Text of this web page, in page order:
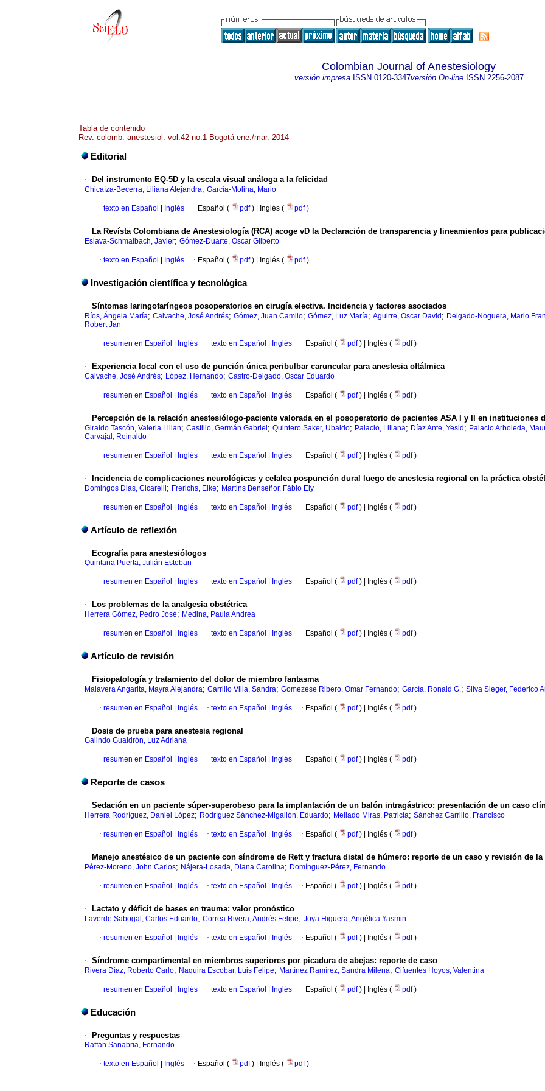
Colombian Journal of Anestesiology
versión impresaISSN 0120-3347versión On-lineISSN 2256-2087
Tabla de contenido
Rev. colomb. anestesiol. vol.42 no.1 Bogotá ene./mar. 2014
Editorial
· Del instrumento EQ-5D y la escala visual análoga a la felicidad
Chicaíza-Becerra, Liliana Alejandra; García-Molina, Mario
· texto en Español Inglés · Español ( pdf) | Inglés ( pdf)
· La Revísta Colombiana de Anestesiología (RCA) acoge vD la Declaración de transparencia y lineamientos para
Eslava-Schmalbach, Javier; Gómez-Duarte, Oscar Gilberto
· texto en Español Inglés · Español ( pdf) | Inglés ( pdf)
Investigación científica y tecnológica
· Síntomas laringofaríngeos posoperatorios en cirugía electiva. Incidencia y factores asociados
Ríos, Ángela María; Calvache, José Andrés; Gómez, Juan Camilo; Gómez, Luz María; Aguirre, Oscar David ; Delgado-Noguera, Mario
Robert Jan
· resumen en Español Inglés · texto en Español Inglés · Español ( pdf) | Inglés ( pdf)
· Experiencia local con el uso de punción única peribulbar caruncular para anestesia oftálmica
Calvache, José Andrés; López, Hernando; Castro-Delgado, Oscar Eduardo
· resumen en Español Inglés · texto en Español Inglés · Español ( pdf) | Inglés ( pdf)
· Percepción de la relación anestesiólogo-paciente valorada en el posoperatorio de pacientes ASA I y II en instituciones
Giraldo Tascón, Valeria Lilian; Castillo, Germán Gabriel ; Quintero Saker, Ubaldo; Palacio, Liliana; Díaz Ante, Yesid ; Palacio Arboleda,
Carvajal, Reinaldo
· resumen en Español Inglés · texto en Español Inglés · Español ( pdf) | Inglés ( pdf)
· Incidencia de complicaciones neurológicas y cefalea pospunción dural luego de anestesia regional en la práctica
Domingos Dias, Cicarelli; Frerichs, Elke; Martins Benseñor, Fábio Ely
· resumen en Español Inglés · texto en Español Inglés · Español ( pdf) | Inglés ( pdf)
Artículo de reflexión
· Ecografía para anestesiólogos
Quintana Puerta, Julián Esteban
· resumen en Español Inglés · texto en Español Inglés · Español ( pdf) | Inglés ( pdf)
· Los problemas de la analgesia obstétrica
Herrera Gómez, Pedro José; Medina, Paula Andrea
· resumen en Español Inglés · texto en Español Inglés · Español ( pdf) | Inglés ( pdf)
Artículo de revisión
· Fisiopatología y tratamiento del dolor de miembro fantasma
Malavera Angarita, Mayra Alejandra; Carrillo Villa, Sandra; Gomezese Ribero, Omar Fernando; García, Ronald G.; Silva Sieger, Federico
· resumen en Español Inglés · texto en Español Inglés · Español ( pdf) | Inglés ( pdf)
· Dosis de prueba para anestesia regional
Galindo Gualdrón, Luz Adriana
· resumen en Español Inglés · texto en Español Inglés · Español ( pdf) | Inglés ( pdf)
Reporte de casos
· Sedación en un paciente súper-superobeso para la implantación de un balón intragástrico: presentación de un caso
Herrera Rodríguez, Daniel López; Rodríguez Sánchez-Migallón, Eduardo; Mellado Miras, Patricia; Sánchez Carrillo, Francisco
· resumen en Español Inglés · texto en Español Inglés · Español ( pdf) | Inglés ( pdf)
· Manejo anestésico de un paciente con síndrome de Rett y fractura distal de húmero: reporte de un caso y revisión de la
Pérez-Moreno, John Carlos; Nájera-Losada, Diana Carolina; Domínguez-Pérez, Fernando
· resumen en Español Inglés · texto en Español Inglés · Español ( pdf) | Inglés ( pdf)
· Lactato y déficit de bases en trauma: valor pronóstico
Laverde Sabogal, Carlos Eduardo; Correa Rivera, Andrés Felipe; Joya Higuera, Angélica Yasmin
· resumen en Español Inglés · texto en Español Inglés · Español ( pdf) | Inglés ( pdf)
· Síndrome compartimental en miembros superiores por picadura de abejas: reporte de caso
Rivera Díaz, Roberto Carlo; Naquira Escobar, Luis Felipe; Martínez Ramírez, Sandra Milena; Cifuentes Hoyos, Valentina
· resumen en Español Inglés · texto en Español Inglés · Español ( pdf) | Inglés ( pdf)
Educación
· Preguntas y respuestas
Raffan Sanabria, Fernando
· texto en Español Inglés · Español ( pdf) | Inglés ( pdf)